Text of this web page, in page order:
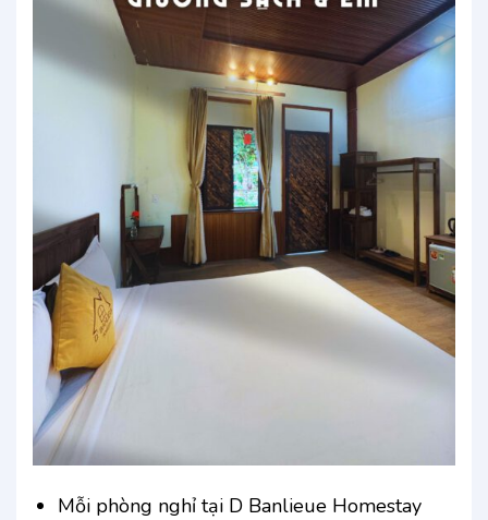
Mỗi phòng nghỉ tại D Banlieue Homestay